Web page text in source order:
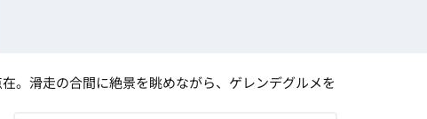
。滑走の合間に絶景を眺めながら、ゲレンデグルメを